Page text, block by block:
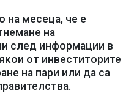
на месеца, че е
на
след информации в
от инвеститорите
на пари или да са